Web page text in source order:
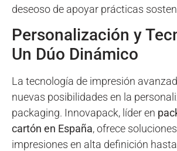
deseoso de apoyar prácticas
Personalización y
Un Dúo Dinámico
La tecnología de impresión
nuevas posibilidades en la
packaging. Innovapack, líder en
cartón en España, ofrece
impresiones en alta definición